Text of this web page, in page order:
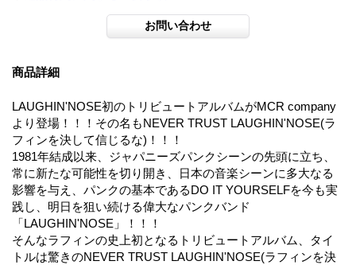
商品詳細
LAUGHIN'NOSE初のトリビュートアルバムがMCR company
より登場！！！その名もNEVER TRUST LAUGHIN'NOSE(ラ
フィンを決して信じるな)！！！
1981年結成以来、ジャパニーズパンクシーンの先頭に立ち、
常に新たな可能性を切り開き、日本の音楽シーンに多大なる
影響を与え、パンクの基本であるDO IT YOURSELFを今も実
践し、明日を狙い続ける偉大なパンクバンド
「LAUGHIN'NOSE」！！！
そんなラフィンの史上初となるトリビュートアルバム、タイ
トルは驚きのNEVER TRUST LAUGHIN'NOSE(ラフィンを決